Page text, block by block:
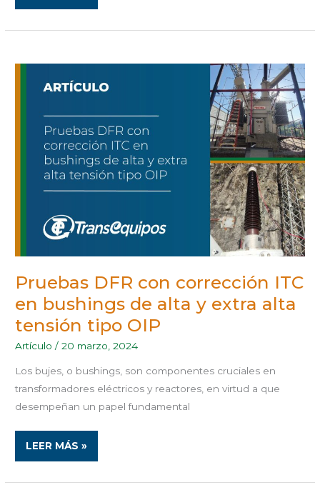
Pruebas DFR con corrección ITC
en bushings de alta y extra alta
tensión tipo OIP
Artículo /20 marzo, 2024
Los bujes, o bushings, son componentes cruciales en
transformadores eléctricos y reactores, en virtud a que
desempeñan un papel fundamental
PRUEBAS
CON
CORRECCIÓN
ALTA
EXTRA
ALTA
TENSIÓN
TIPO
LEER MÁS »